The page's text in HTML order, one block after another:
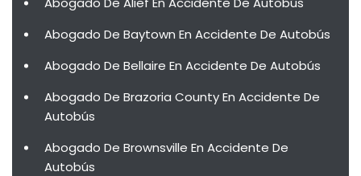
Abogado De Baytown En Accidente De Autobús
Abogado De Bellaire En Accidente De Autobús
Abogado De Brazoria County En Accidente De
Autobús
Abogado De Brownsville En Accidente De
Autobús